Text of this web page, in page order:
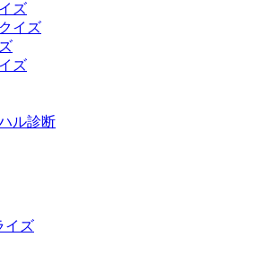
ズ
イズ
ズ
ル診断
イズ